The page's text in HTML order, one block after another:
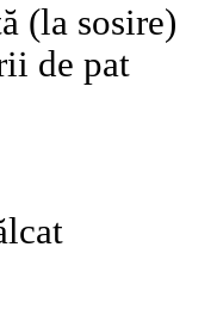
(la sosire)
de pat